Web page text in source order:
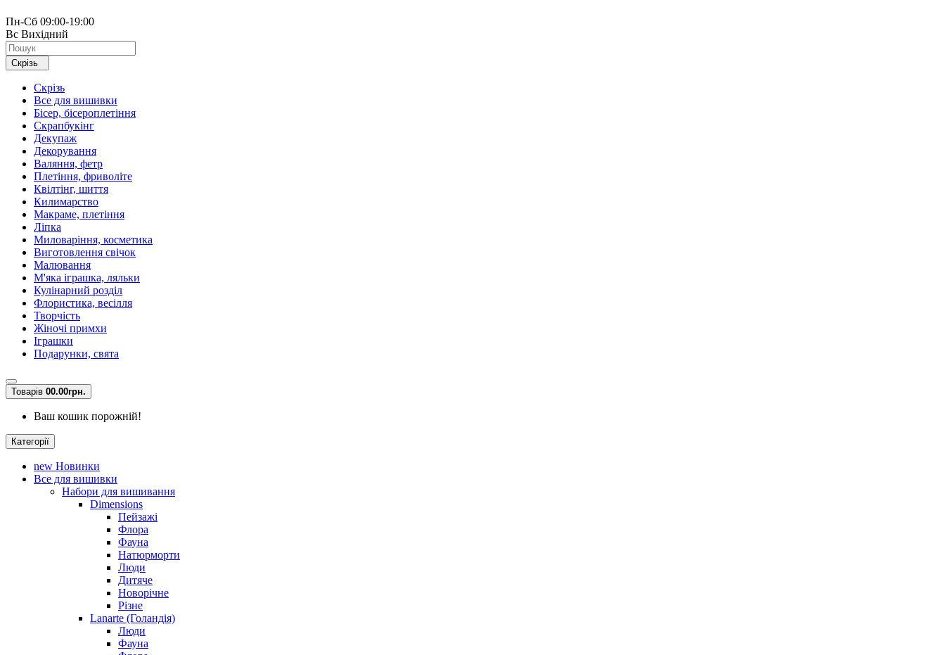
Пн-Сб 09:00-19:00
Вс Вихідний
Скрізь
Скрізь
Все для вишивки
Бісер, бісероплетіння
Скрапбукінг
Декупаж
Декорування
Валяння, фетр
Плетіння, фриволіте
Квілтінг, шиття
Килимарство
Макраме, плетіння
Ліпка
Миловаріння, косметика
Виготовлення свічок
Малювання
М'яка іграшка, ляльки
Кулінарний розділ
Флористика, весілля
Творчість
Жіночі примхи
Іграшки
Подарунки, свята
Товарів 00.00грн.
Ваш кошик порожній!
Категорії
new Новинки
Все для вишивки
Набори для вишивання
Dimensions
Пейзажі
Флора
Фауна
Натюрморти
Люди
Дитяче
Новорічне
Різне
Lanarte (Голандія)
Люди
Фауна